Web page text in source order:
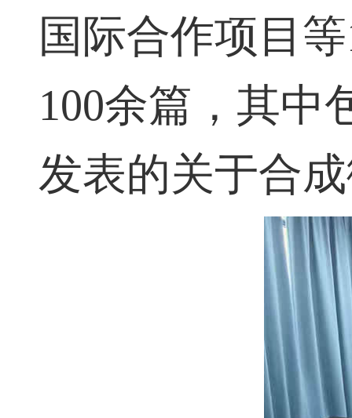
国际合作项目等
100余篇，其中
发表的关于合